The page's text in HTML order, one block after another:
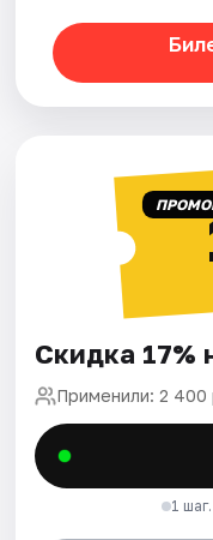
Скидка 17%
Применили: 2 400
1